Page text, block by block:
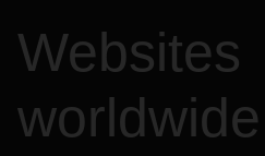
Websites
worldwide